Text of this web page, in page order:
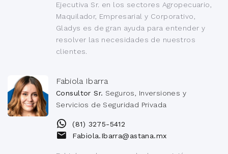
Ejecutiva Sr. en los sectores Agropecuario,
Maquilador, Empresarial y Corporativo,
Gladys es de gran ayuda para entender y
resolver las necesidades de nuestros
clientes.
Fabiola Ibarra
Consultor Sr. Seguros, Inversiones y
Servicios de Seguridad Privada
(81) 3275-5412
Fabiola.Ibarra@astana.mx